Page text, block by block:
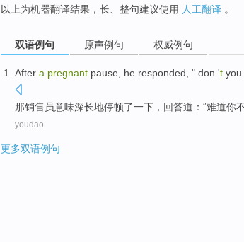
以上为机器翻译结果，长、整句建议使用 人工翻译 。
双语例句 原声例句 权威例句
After a pregnant pause he responded , " don 't you
那销售员意味深长地停顿了一下， 回答道：“难道你
youdao
更多双语例句